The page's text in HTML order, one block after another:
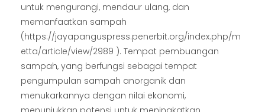
untuk mengurangi, mendaur ulang, dan
memanfaatkan sampah
(https://jayapanguspress.penerbit.org/index.php/m
etta/article/view/2989 ). Tempat pembuangan
sampah, yang berfungsi sebagai tempat
pengumpulan sampah anorganik dan
menukarkannya dengan nilai ekonomi,